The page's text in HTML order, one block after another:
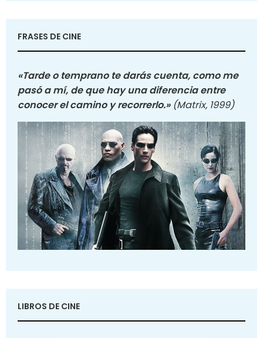
FRASES DE CINE
«Tarde o temprano te darás cuenta, como me
pasó a mí, de que hay una diferencia entre
conocer el camino y recorrerlo.» (Matrix, 1999)
LIBROS DE CINE